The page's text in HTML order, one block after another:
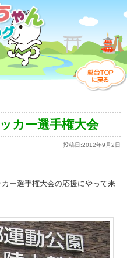
カー選手権大会
投稿日:2012年9月2日
ー選手権大会の応援にやって来